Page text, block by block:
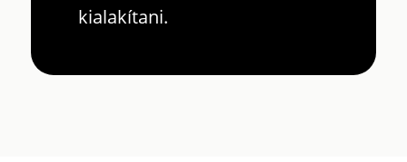
kialakítani.